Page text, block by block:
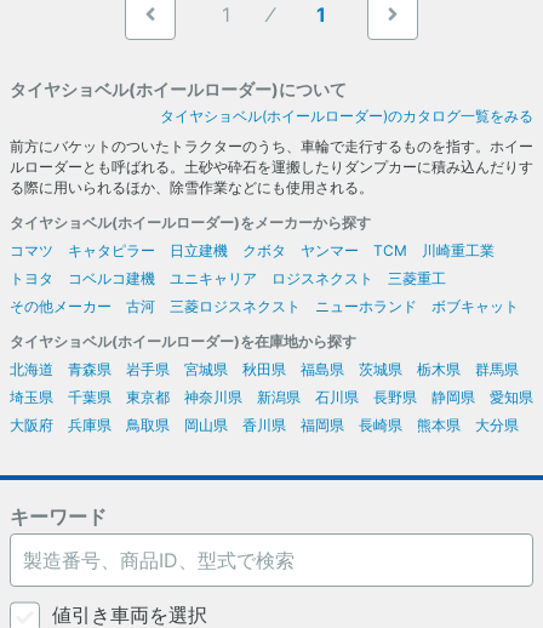
1 1
タイヤショベル(ホイールローダー)について
タイヤショベル(ホイールローダー)のカタログ一覧をみる
前方にバケットのついたトラクターのうち、車輪で走行するものを指す。ホイー
ルローダーとも呼ばれる。土砂や砕石を運搬したりダンプカーに積み込んだりす
る際に用いられるほか、除雪作業などにも使用される。
タイヤショベル(ホイールローダー)をメーカーから探す
コマツ
キャタピラー 日立建機 クボタ ヤンマー TCM
川崎重工業
トヨタ
コベルコ建機 ユニキャリア ロジスネクスト
三菱重工
その他メーカー
古河 三菱ロジスネクスト ニューホランド
ボブキャット
タイヤショベル(ホイールローダー)を在庫地から探す
北海道
青森県 岩手県 宮城県 秋田県 福島県 茨城県 栃木県
群馬県
埼玉県
千葉県 東京都 神奈川県 新潟県 石川県 長野県 静岡県
愛知県
大阪府
兵庫県 鳥取県 岡山県 香川県 福岡県 長崎県 熊本県 大分県
キーワード
値引き車両を選択